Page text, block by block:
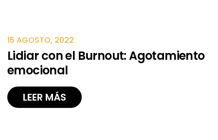
15 AGOSTO, 2022
Lidiar con el Burnout: Agotamiento
emocional
LEER MÁS